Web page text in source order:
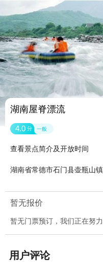
湖南屋脊漂流
4.0 分 一般
查看景点简介及开放时间
湖南省常德市石门县壶瓶山
暂无报价
暂无门票预订，我们正在努
用户评论
